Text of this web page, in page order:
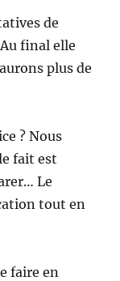
de
final elle
plus de
? Nous
fait est
Le
tout en
faire en